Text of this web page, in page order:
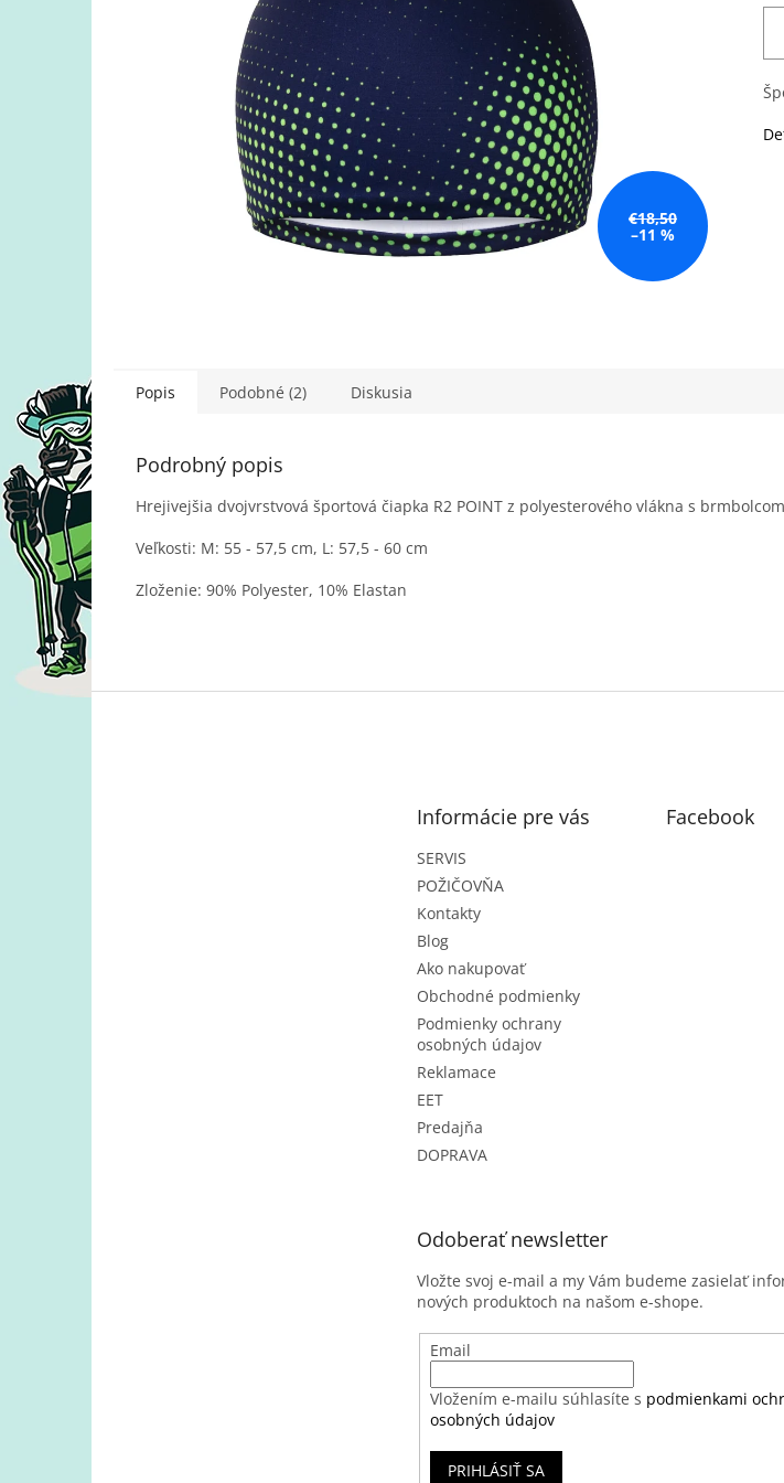
€18,50
–11 %
Popis Podobné (2) Diskusia
Podrobný popis
Hrejivejšia dvojvrstvová športová čiapka R2 POINT z polyesterového vlákna s brmbolcom
Veľkosti: M: 55 - 57,5 ​​cm, L: 57,5 ​​- 60 cm
Zloženie: 90% Polyester, 10% Elastan
Informácie pre vás
SERVIS
POŽIČOVŇA
Kontakty
Blog
Ako nakupovať
Obchodné podmienky
Podmienky ochrany
osobných údajov
Reklamace
EET
Predajňa
DOPRAVA
Facebook
Odoberať newsletter
Vložte svoj e-mail a my Vám budeme zasielať
nových produktoch na našom e-shope.
Email
Vložením e-mailu súhlasíte s podmienkami
osobných údajov
PRIHLÁSIŤ SA